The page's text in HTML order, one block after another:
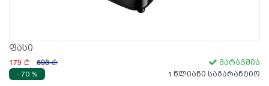
ფასი
179 598 მარაგშია
- 70 % 1 წლიანი საგარანტიო